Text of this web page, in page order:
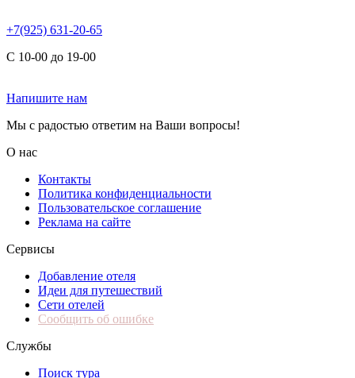
+7(925) 631-20-65
С 10-00 до 19-00
Напишите нам
Мы с радостью ответим на Ваши вопросы!
О нас
Контакты
Политика конфиденциальности
Пользовательское соглашение
Реклама на сайте
Сервисы
Добавление отеля
Идеи для путешествий
Сети отелей
Сообщить об ошибке
Службы
Поиск тура